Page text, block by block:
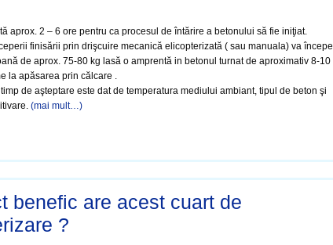
aprox. 2 – 6 ore pentru ca procesul de întărire a betonului să fie iniţiat.
finisării prin drişcuire mecanică elicopterizată ( sau manuala) va începe
de aprox. 75-80 kg lasă o amprentă in betonul turnat de aproximativ 8-10
la apăsarea prin călcare .
de aşteptare este dat de temperatura mediului ambiant, tipul de beton şi
(mai mult…)
benefic are acest cuart de
?